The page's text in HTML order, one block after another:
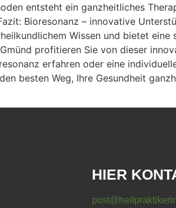
entsteht ein ganzheitliches
Bioresonanz – innovative
Wissen und bietet eine
profitieren Sie von dieser
erfahren oder eine
besten Weg, Ihre Gesundheit
HIER